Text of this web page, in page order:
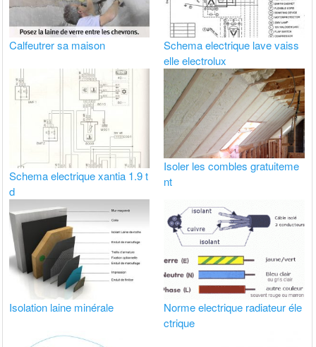
Calfeutrer sa maison
Schema electrique lave vaiss
elle electrolux
Schema electrique xantia 1.9 t
d
Isoler les combles gratuiteme
nt
Isolation laine minérale
Norme electrique radiateur éle
ctrique